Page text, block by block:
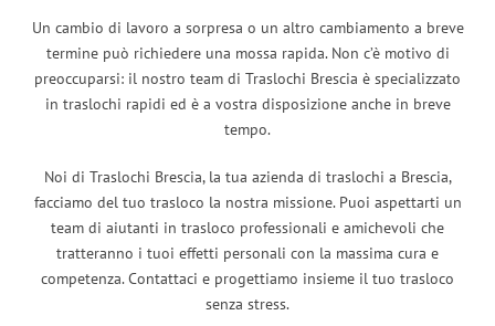
Un cambio di lavoro a sorpresa o un altro cambiamento a breve
termine può richiedere una mossa rapida. Non c’è motivo di
preoccuparsi: il nostro team di Traslochi Brescia è specializzato
in traslochi rapidi ed è a vostra disposizione anche in breve
tempo.
Noi di Traslochi Brescia, la tua azienda di traslochi a Brescia,
facciamo del tuo trasloco la nostra missione. Puoi aspettarti un
team di aiutanti in trasloco professionali e amichevoli che
tratteranno i tuoi effetti personali con la massima cura e
competenza. Contattaci e progettiamo insieme il tuo trasloco
senza stress.